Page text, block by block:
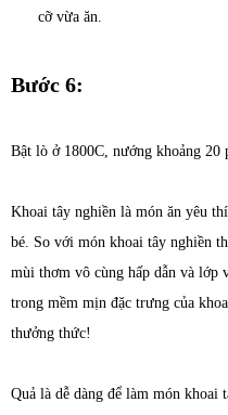
cỡ vừa ăn.
Bước 6:
Bật lò ở 1800C, nướng khoảng 20
Khoai tây nghiền là món ăn yêu
bé. So với món khoai tây nghiền
mùi thơm vô cùng hấp dẫn và lớp
trong mềm mịn đặc trưng của
thưởng thức!
Quả là dễ dàng để làm món khoai